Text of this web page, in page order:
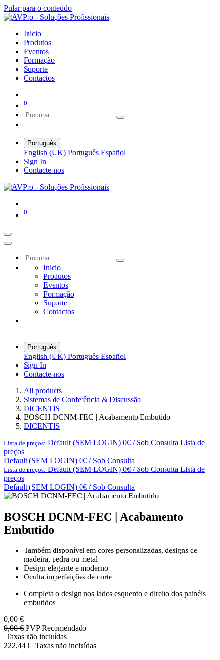
Pular para o conteúdo
Inicio
Produtos
Eventos
Formação
Suporte
Contactos
0
Português
English (UK) Português Español
Sign In
Contacte-nos
0
Inicio
Produtos
Eventos
Formação
Suporte
Contactos
Português
English (UK) Português Español
Sign In
Contacte-nos
All products
Sistemas de Conferência & Discussão
DICENTIS
BOSCH DCNM-FEC | Acabamento Embutido
DICENTIS
Lista de preços: Default (SEM LOGIN) 0€ / Sob Consulta Lista de
preços
Default (SEM LOGIN) 0€ / Sob Consulta
Lista de preços: Default (SEM LOGIN) 0€ / Sob Consulta Lista de
preços
Default (SEM LOGIN) 0€ / Sob Consulta
BOSCH DCNM-FEC | Acabamento
Embutido
Também disponível em cores personalizadas, designs de
madeira, pedra ou metal
Design elegante e moderno
Oculta imperfeições de corte
Completa o design nos lados esquerdo e direito dos painéis
embutidos
0,00 €
0,00€ PVP Recomendado
Taxas não incluídas
222,44 € Taxas não incluídas